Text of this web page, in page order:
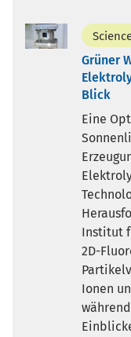
Grüner
Blick
Eine
Institut
2D-
Ionen